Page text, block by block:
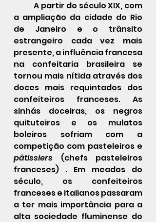
a ampliação da cidade do Rio
de Janeiro e o trânsito
estrangeiro cada vez mais
presente, a influência francesa
na confeitaria brasileira se
tornou mais nítida através dos
doces mais requintados dos
confeiteiros franceses. As
sinhás doceiras, os negros
quituteiros e os mulatos
boleiros sofriam com a
pâtissiers (chefs pasteleiros
franceses) . Em meados do
século, os confeiteiros
franceses e italianos passaram
a ter mais importância para a
alta sociedade fluminense do